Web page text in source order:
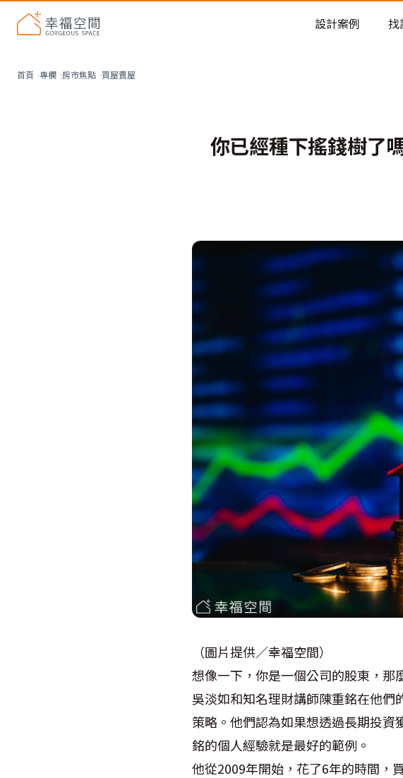
設計案例 找
首頁 專欄 房市焦點 買屋賣屋
你已經種下搖錢樹了
（圖片提供／幸福空間）
想像一下，你是一個公司的股東，
吳淡如和知名理財講師陳重銘在他
策略。他們認為如果想透過長期投
銘的個人經驗就是最好的範例。
他從2009年開始，花了6年的時間，